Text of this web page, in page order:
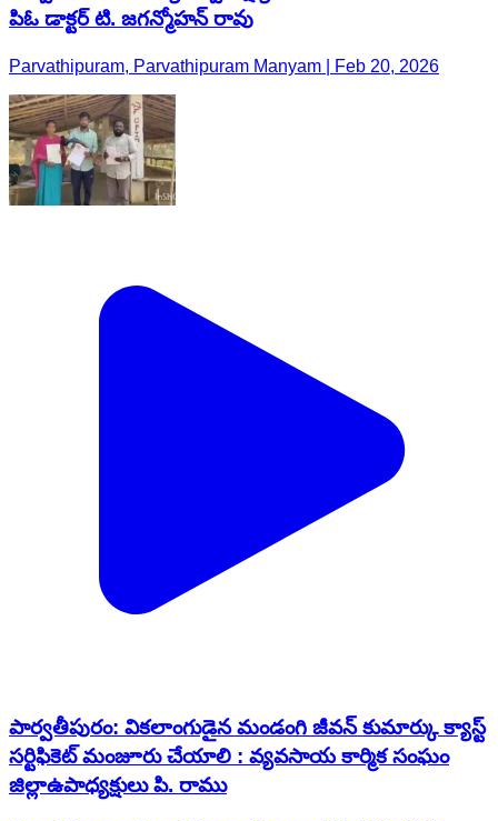
పిఓ డాక్టర్ టి. జగన్మోహన్ రావు
Parvathipuram, Parvathipuram Manyam | Feb 20, 2026
పార్వతీపురం: వికలాంగుడైన మండంగి జీవన్ కుమార్కు క్యాస్ట్
సర్టిఫికెట్ మంజూరు చేయాలి : వ్యవసాయ కార్మిక సంఘం
జిల్లాఉపాధ్యక్షులు పి. రాము